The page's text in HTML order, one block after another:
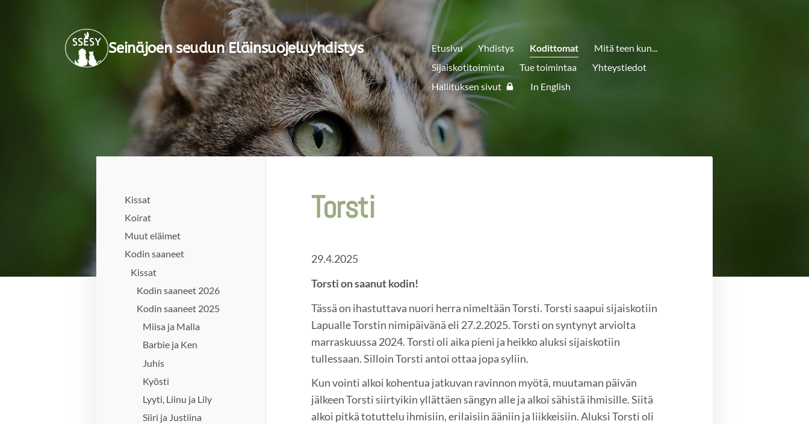
Seinäjoen seudun Eläinsuojeluyhdistys Etusivu Yhdistys Kodittomat
Mitä teen kun...
Sijaiskotitoiminta
Tue toimintaa
Yhteystiedot
Hallituksen sivut
In English
Kissat
Koirat
Muut eläimet
Kodin saaneet
Kissat
Kodin saaneet 2026
Kodin saaneet 2025
Miisa ja Malla
Barbie ja Ken
Juhis
Kyösti
Lyyti, Liinu ja Lily
Siiri ja Justiina
Torsti
29.4.2025
Torsti on saanut kodin!
Tässä on ihastuttava nuori herra nimeltään Torsti. Torsti saapui sijaiskotiin
Lapualle Torstin nimipäivänä eli 27.2.2025. Torsti on syntynyt arviolta
marraskuussa 2024. Torsti oli aika pieni ja heikko aluksi sijaiskotiin
tullessaan. Silloin Torsti antoi ottaa jopa syliin.
Kun vointi alkoi kohentua jatkuvan ravinnon myötä, muutaman päivän
jälkeen Torsti siirtyikin yllättäen sängyn alle ja alkoi sähistä ihmisille. Siitä
alkoi pitkä totuttelu ihmisiin, erilaisiin ääniin ja liikkeisiin. Aluksi Torsti oli